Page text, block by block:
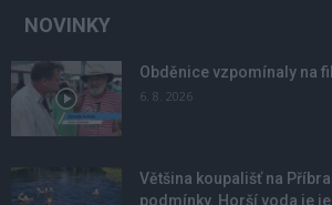
NOVINKY
Obděnice vzpomínaly na
6. 8. 2026
Většina koupališť na
podmínky. Horší voda je